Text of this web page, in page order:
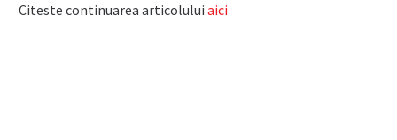
Citeste continuarea articolului aici